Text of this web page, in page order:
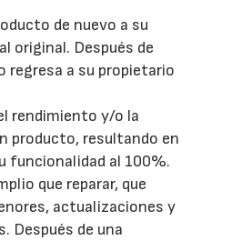
de nuevo a su
original. Después de
regresa a su propietario
rendimiento y/o la
producto, resultando en
funcionalidad al 100%.
que reparar, que
actualizaciones y
Después de una